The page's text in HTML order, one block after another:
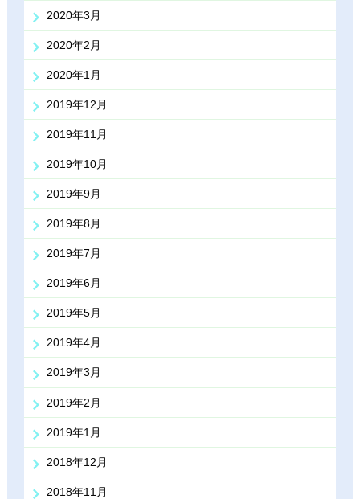
2020年3月
2020年2月
2020年1月
2019年12月
2019年11月
2019年10月
2019年9月
2019年8月
2019年7月
2019年6月
2019年5月
2019年4月
2019年3月
2019年2月
2019年1月
2018年12月
2018年11月